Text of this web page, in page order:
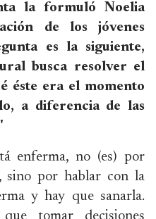
la formuló Noelia
de los jóvenes
es la siguiente,
busca resolver el
éste era el momento
a diferencia de las
enferma, no (es) por
sino por hablar con la
y hay que sanarla.
tomar decisiones